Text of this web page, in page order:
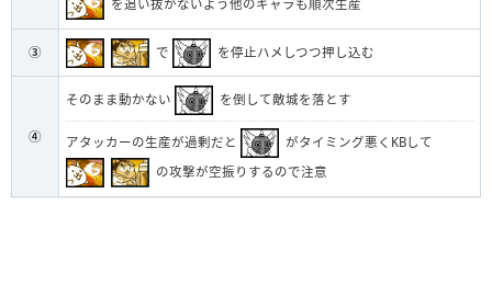
を追い抜かないよう他のキャラも順次生産
③ で を停止ハメしつつ押し込む
④
そのまま動かない を倒して敵城を落とす
アタッカーの生産が過剰だと
がタイミング悪くKBして
の攻撃が空振りするので注意